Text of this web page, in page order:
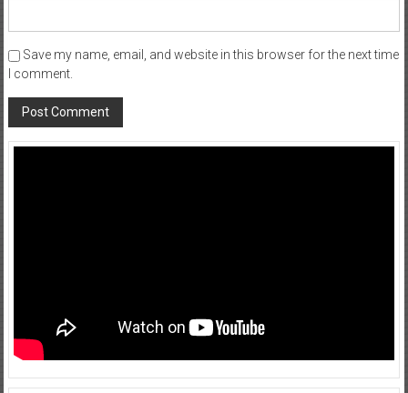
Save my name, email, and website in this browser for the next time
I comment.